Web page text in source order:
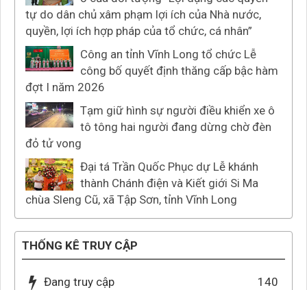
tự do dân chủ xâm phạm lợi ích của Nhà nước,
quyền, lợi ích hợp pháp của tổ chức, cá nhân”
Công an tỉnh Vĩnh Long tổ chức Lễ
công bố quyết định thăng cấp bậc hàm
đợt I năm 2026
Tạm giữ hình sự người điều khiển xe ô
tô tông hai người đang dừng chờ đèn
đỏ tử vong
Đại tá Trần Quốc Phục dự Lễ khánh
thành Chánh điện và Kiết giới Si Ma
chùa Sleng Cũ, xã Tập Sơn, tỉnh Vĩnh Long
THỐNG KÊ TRUY CẬP
Đang truy cập
140